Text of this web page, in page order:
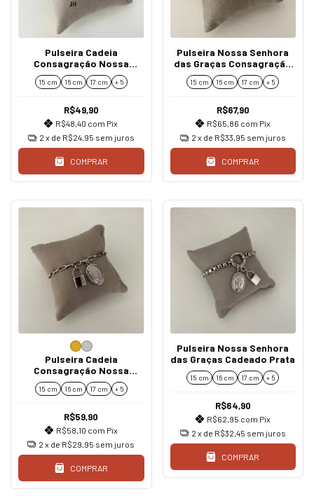
Pulseira Cadeia
Consagração Nossa
Senhora de Guadalupe
Prateada
15 cm 16 cm 17 cm + 5
R$49,90
R$48,40 com Pix
2 x de R$24,95 sem juros
COMPRAR
Pulseira Nossa Senhora
das Graças Consagração
Cadeado Rosa
15 cm 16 cm 17 cm + 5
R$67,90
R$65,86 com Pix
2 x de R$33,95 sem juros
COMPRAR
Pulseira Cadeia
Consagração Nossa
Senhora de Fátima
15 cm 16 cm 17 cm + 5
R$59,90
R$58,10 com Pix
2 x de R$29,95 sem juros
COMPRAR
Pulseira Nossa Senhora
das Graças Cadeado Prata
15 cm 16 cm 17 cm + 5
R$64,90
R$62,95 com Pix
2 x de R$32,45 sem juros
COMPRAR